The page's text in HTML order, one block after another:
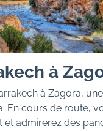
à
à Zagora,
En cours de route,
et admirerez des